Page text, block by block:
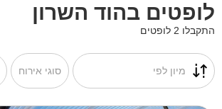
לופטים בהוד השרון
התקבלו 2 לופטים
מיון לפי סוגי אירוח